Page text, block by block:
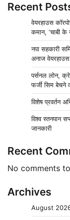
Recent
वेयरहाउस
कमान, ‘चाबी
नपा सहकारी
अनाज वेयरहाउस
पर्सनल लोन,
फर्जी सिम बेचने
विशेष प्रवर्तन
विश्व स्तनपान
जानकारी
Recent
No comments
Archives
August